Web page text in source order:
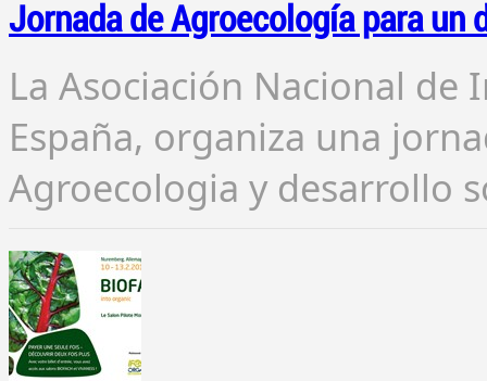
Jornada de Agroecología para un
La Asociación Nacional
España, organiza una
Agroecologia y desarrollo